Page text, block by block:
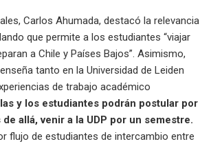
Carlos Ahumada, destacó la relevancia
que permite a los estudiantes “viajar
a Chile y Países Bajos”. Asimismo,
tanto en la Universidad de Leiden
de trabajo académico
las y los estudiantes podrán postular por
allá, venir a la UDP por un semestre.
flujo de estudiantes de intercambio entre